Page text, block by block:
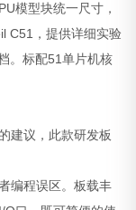
模型块统一尺寸，
C51，提供详细实验
。标配51单片机核
建议，此款研发板
编程误区。板载丰